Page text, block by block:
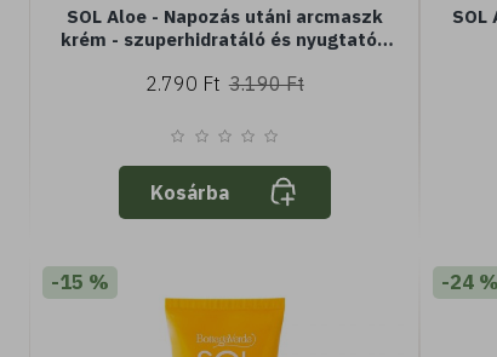
SOL Aloe - Napozás utáni arcmaszk
krém - szuperhidratáló és nyugtató -
minden bőrtípusra
2.790 Ft 3.190 Ft
Kosárba
SOL
-15 % -24 %